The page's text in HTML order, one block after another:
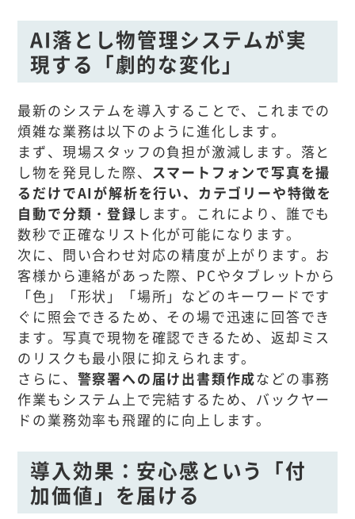
AI落とし物管理システムが実
現する「劇的な変化」
最新のシステムを導入することで、これまでの
煩雑な業務は以下のように進化します。
まず、現場スタッフの負担が激減します。落と
し物を発見した際、 スマートフォンで写真を撮
るだけでAIが解析を行い、カテゴリーや特徴を
自動で分類・登録 します。これにより、誰でも
数秒で正確なリスト化が可能になります。
次に、問い合わせ対応の精度が上がります。お
客様から連絡があった際、PCやタブレットから
「色」「形状」「場所」などのキーワードです
ぐに照会できるため、その場で迅速に回答でき
ます。写真で現物を確認できるため、返却ミス
のリスクも最小限に抑えられます。
さらに、 警察署への届け出書類作成などの事務
作業もシステム上で完結するため、バックヤー
ドの業務効率も飛躍的に向上します。
導入効果：安心感という「付
加価値」を届ける